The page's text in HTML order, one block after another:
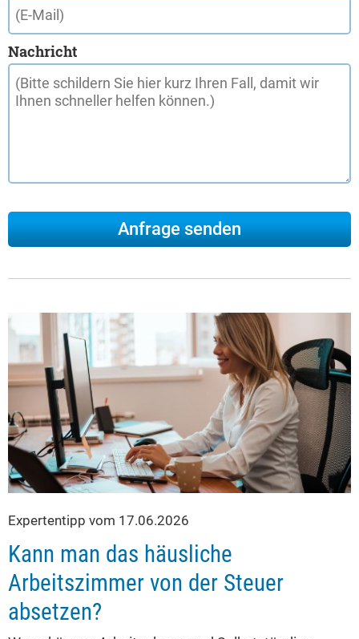
Nachricht
Expertentipp vom 17.06.2026
Kann man das häusliche
Arbeitszimmer von der Steuer
absetzen?